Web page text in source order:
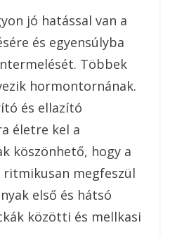
jó hatással van a
és egyensúlyba
Többek
hormontornának.
és ellazító
életre kel a
köszönhető, hogy a
megfeszül
első és hátsó
közötti és mellkasi